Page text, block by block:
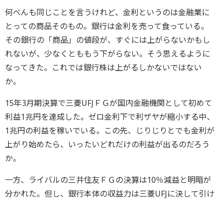
何べんも同じことを言うけれど、金利というのは金融業に
とっての商品そのもの。銀行は金利を売って食っている。
その銀行の「商品」の値段が、すぐには上がらないかもし
れないが、少なくとももう下がらない。そう思えるように
なってきた。これでは銀行株は上がるしかないではない
か。
15年3月期決算で三菱UFJＦＧが国内金融機関として初めて
利益1兆円を達成した。ゼロ金利下で利ザヤが縮小する中、
1兆円の利益を稼いでいる。この先、じりじりとでも金利が
上がり始めたら、いったいどれだけの利益が出るのだろう
か。
一方、ライバルの三井住友ＦＧの決算は10％減益と明暗が
分かれた。但し、銀行本体の収益力は三菱UFJに決して引け